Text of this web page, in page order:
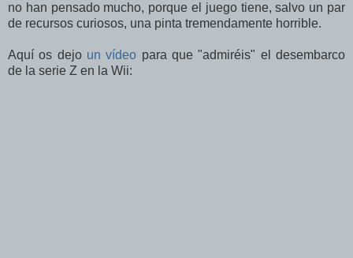
no han pensado mucho, porque el juego tiene, salvo un par
de recursos curiosos, una pinta tremendamente horrible.
Aquí os dejo un vídeo para que "admiréis" el desembarco
de la serie Z en la Wii: